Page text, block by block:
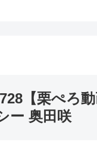
【栗ぺろ動
ー 奥田咲